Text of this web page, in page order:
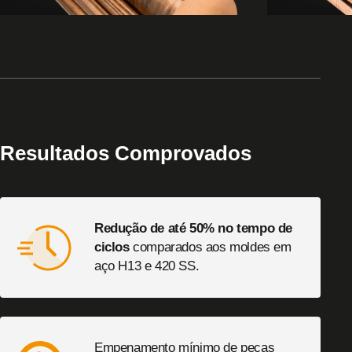
câmaras quentes, anéis de gargalo
moldes de
Resultados Comprovados
Redução de até 50% no tempo de
cicloscomparados aos moldes em
aço H13 e 420 SS.
Empenamento mínimo de peças